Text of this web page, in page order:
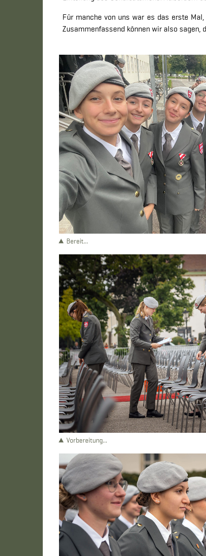
Für manche von uns war es das erste
Zusammenfassend können wir also sagen,
Bereit...
Vorbereitung...